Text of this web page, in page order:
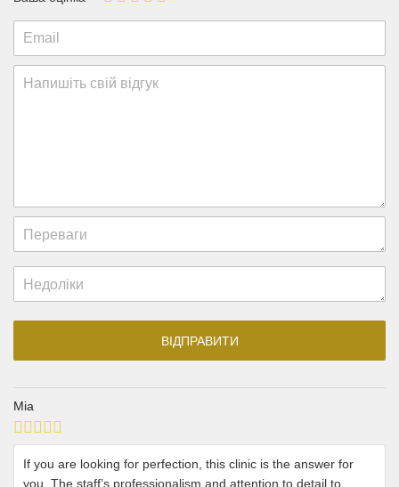
Mia
If you are looking for perfection, this clinic is the answer for
you. The staff’s professionalism and attention to detail to